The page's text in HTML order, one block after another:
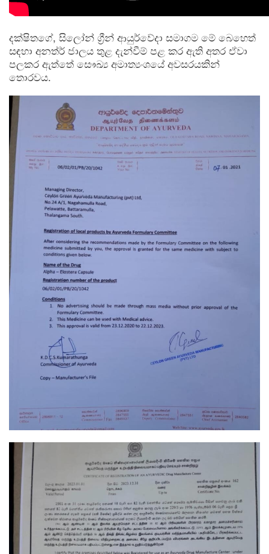
දක්ෂිතගේ, සිලෝන් ග්‍රීන් ආයුර්වේදා සමාගම මේ බෙහෙත්
සඳහා අනත්ර් ජාලය තුළ දැන්වීම් පළ කර ඇති අතර ඒවා
පලකර ඇත්තේ සෞඛ්‍ය අමාත්‍යංශයේ අවසරයකින්
තොරවය.